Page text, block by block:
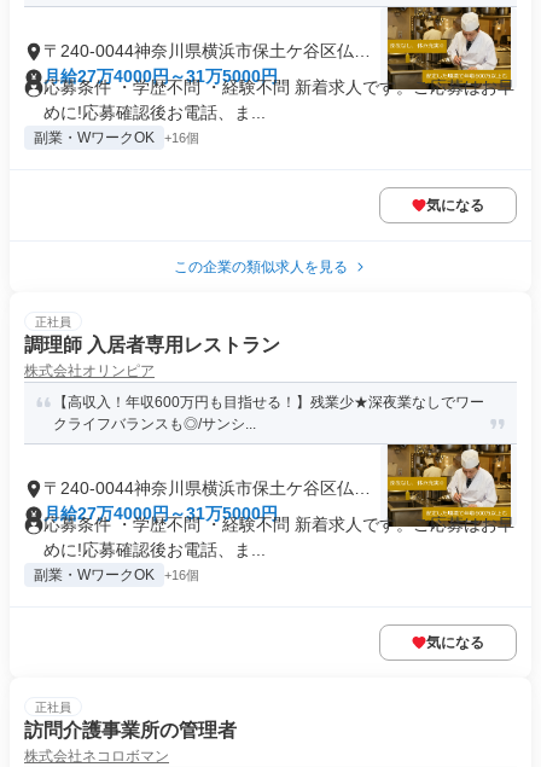
〒240-0044神奈川県横浜市保土ケ谷区仏向
町
月給27万4000円～31万5000円
応募条件 ・学歴不問 ・経験不問 新着求人です。ご応募はお早
めに!応募確認後お電話、ま...
副業・WワークOK +16個
気になる
この企業の類似求人を見る
正社員
調理師 入居者専用レストラン
株式会社オリンピア
【高収入！年収600万円も目指せる！】残業少★深夜業なしでワー
クライフバランスも◎/サンシ...
〒240-0044神奈川県横浜市保土ケ谷区仏向
町
月給27万4000円～31万5000円
応募条件 ・学歴不問 ・経験不問 新着求人です。ご応募はお早
めに!応募確認後お電話、ま...
副業・WワークOK +16個
気になる
正社員
訪問介護事業所の管理者
株式会社ネコロボマン